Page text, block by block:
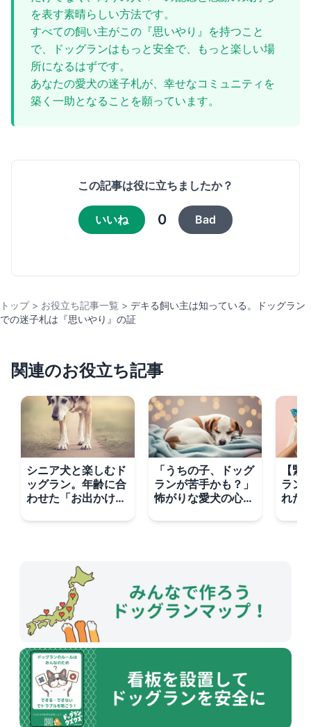
を表す素晴らしい方法です。
すべての飼い主がこの『思いやり』を持つこと
で、ドッグランはもっと安全で、もっと楽しい場
所になるはずです。
あなたの愛犬の迷子札が、幸せなコミュニティを
築く一助となることを願っています。
この記事は役に立ちましたか？
いいね 0 Bad
トップ > お役立ち記事一覧 > デキる飼い主は知っている。ドッグラン
での迷子札は『思いやり』の証
関連のお役立ち記事
シニア犬と楽しむド
ッグラン。年齢に合
わせた「お出かけ前
ザイムQ10
「うちの子、ドッグ
ランが苦手かも？」
怖がりな愛犬の心を
プ
【
ラン
れた
イデ